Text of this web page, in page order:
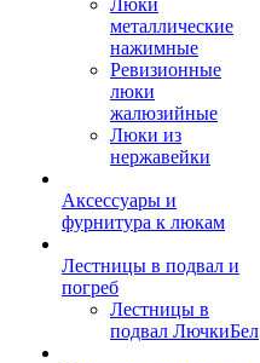
Люки
металлические
нажимные
Ревизионные
люки
жалюзийные
Люки из
нержавейки
Аксессуары и
фурнитура к люкам
Лестницы в подвал и
погреб
Лестницы в
подвал ЛючкиБел